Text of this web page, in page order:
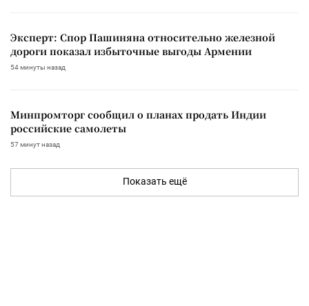
Эксперт: Спор Пашиняна относительно железной
дороги показал избыточные выгоды Армении
54 минуты назад
Минпромторг сообщил о планах продать Индии
российские самолеты
57 минут назад
Показать ещё